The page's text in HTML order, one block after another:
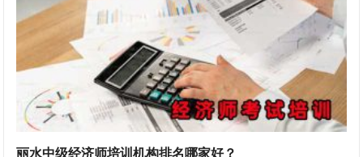
丽水中级经济师培训机构排名哪家好？